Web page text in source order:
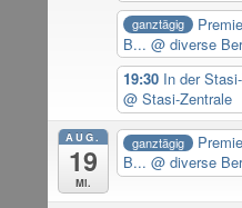
ganztägig
B...@ diverse
19:30 In der
@ Stasi-Zentrale
AUG.
19
Mi.
ganztägig
B...@ diverse